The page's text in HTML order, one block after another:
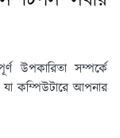
উপকারিতা সম্পর্কে
কম্পিউটারে আপনার